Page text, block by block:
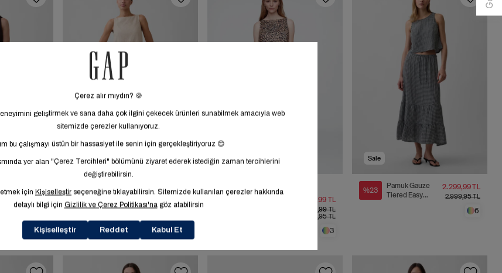
3.499,95 TL
7
Sale
%33
Maxi Slip Etek
2.999,95 TL
Sale
1.399,99 TL
2.699,95 TL
1.299,99 TL
3
Sale
%23
Pamuk Gauze
Tiered Easy
2.999,95 TL
2.299,99 TL
6